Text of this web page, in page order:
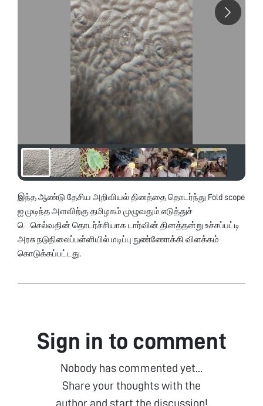
இந்த ஆண்டு தேசிய அறிவியல் தினத்தை தொடர்ந்து Fold scope
ஐ முடிந்த அளவிற்கு தமிழகம் முழுவதும் எடுத்துச்
ெசெல்வதின் தொடர்ச்சியாக டார்வின் தினத்தன்று உச்சப்பட்டி
அரசு நடுநிலைப்பள்ளியில் மடிப்பு நுண்ணோக்கி விளக்கம்
கொடுக்கப்பட்டது.
Sign in to comment
Nobody has commented yet...
Share your thoughts with the
author and start the discussion!